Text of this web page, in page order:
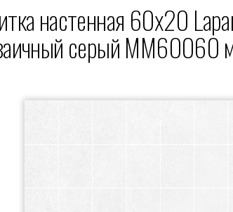
настенная 60x20
серый ММ60060